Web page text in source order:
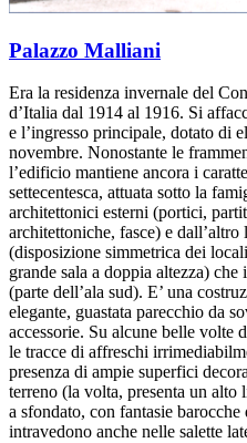
Palazzo Malliani
Era la residenza invernale del
d’Italia dal 1914 al 1916. Si
e l’ingresso principale, dotato di
novembre. Nonostante le
l’edificio mantiene ancora i
settecentesca, attuata sotto la
architettonici esterni (portici,
architettoniche, fasce) e
(disposizione simmetrica dei
grande sala a doppia altezza)
(parte dell’ala sud). E’ una
elegante, guastata parecchio da
accessorie. Su alcune belle volte
le tracce di affreschi
presenza di ampie superfici
terreno (la volta, presenta un
a sfondato, con fantasie
intravedono anche nelle salette